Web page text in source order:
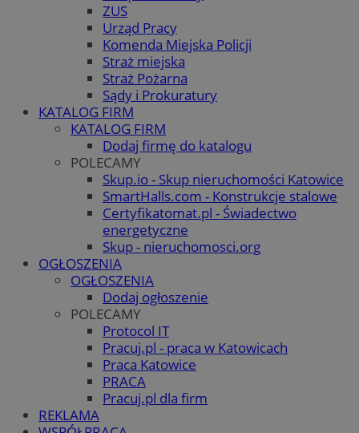
ZUS
Urząd Pracy
Komenda Miejska Policji
Straż miejska
Straż Pożarna
Sądy i Prokuratury
KATALOG FIRM
KATALOG FIRM
Dodaj firmę do katalogu
POLECAMY
Skup.io - Skup nieruchomości Katowice
SmartHalls.com - Konstrukcje stalowe
Certyfikatomat.pl - Świadectwo
energetyczne
Skup - nieruchomosci.org
OGŁOSZENIA
OGŁOSZENIA
Dodaj ogłoszenie
POLECAMY
Protocol IT
Pracuj.pl - praca w Katowicach
Praca Katowice
PRACA
Pracuj.pl dla firm
REKLAMA